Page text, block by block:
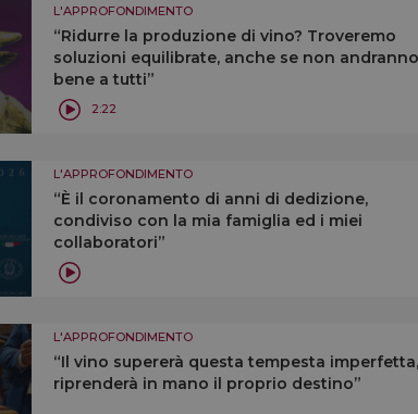
L'APPROFONDIMENTO
“Ridurre la produzione di vino? Troveremo
soluzioni equilibrate, anche se non andranno
bene a tutti”
2:22
L'APPROFONDIMENTO
“È il coronamento di anni di dedizione,
condiviso con la mia famiglia ed i miei
collaboratori”
L'APPROFONDIMENTO
“Il vino supererà questa tempesta
riprenderà in mano il proprio destino”